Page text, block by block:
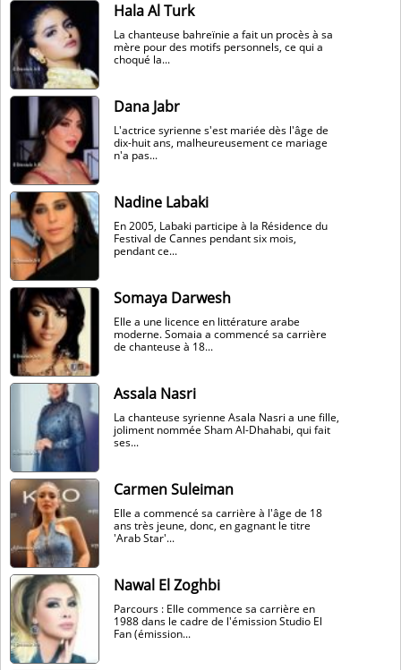
Hala Al Turk
La chanteuse bahreïnie a fait un procès à sa
mère pour des motifs personnels, ce qui a
choqué la...
Dana Jabr
L'actrice syrienne s'est mariée dès l'âge de
dix-huit ans, malheureusement ce mariage
n'a pas...
Nadine Labaki
En 2005, Labaki participe à la Résidence du
Festival de Cannes pendant six mois,
pendant ce...
Somaya Darwesh
Elle a une licence en littérature arabe
moderne. Somaia a commencé sa carrière
de chanteuse à 18...
Assala Nasri
La chanteuse syrienne Asala Nasri a une fille,
joliment nommée Sham Al-Dhahabi, qui fait
ses...
Carmen Suleiman
Elle a commencé sa carrière à l'âge de 18
ans très jeune, donc, en gagnant le titre
'Arab Star'...
Nawal El Zoghbi
Parcours : Elle commence sa carrière en
1988 dans le cadre de l'émission Studio El
Fan (émission...